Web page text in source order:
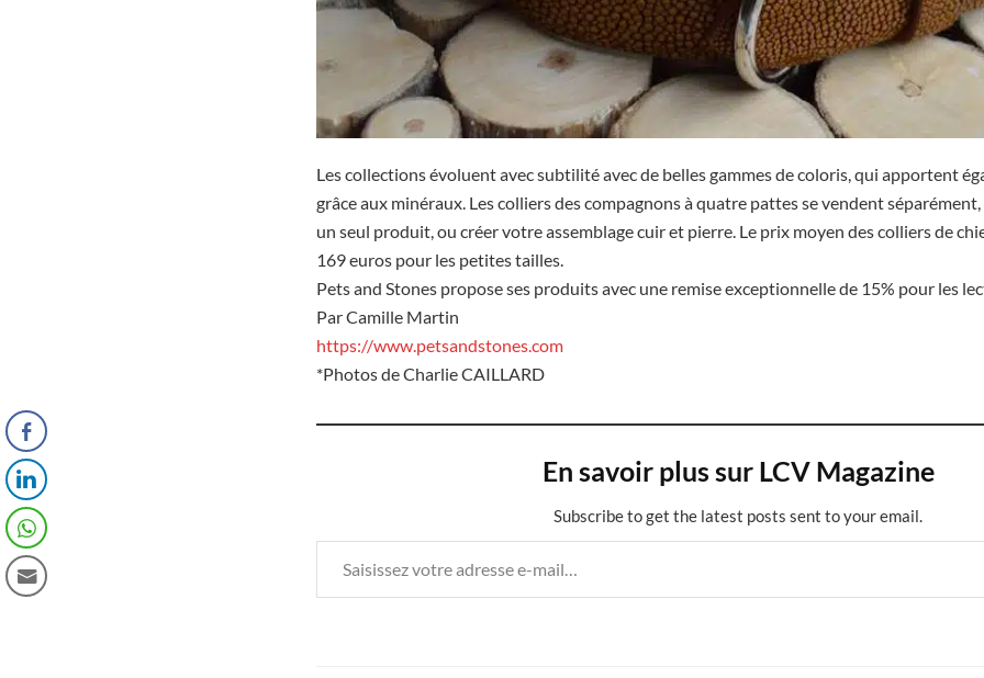
Les collections évoluent avec subtilité avec de belles gammes de coloris, qui apportent
grâce aux minéraux. Les colliers des compagnons à quatre pattes se vendent
un seul produit, ou créer votre assemblage cuir et pierre. Le prix moyen des colliers de
169 euros pour les petites tailles.
Pets and Stones propose ses produits avec une remise exceptionnelle de 15% pour les
Par Camille Martin
https://www.petsandstones.com
*Photos de Charlie CAILLARD
En savoir plus sur LCV Magazine
Subscribe to get the latest posts sent to your email.
Saisissez votre adresse e-mail…